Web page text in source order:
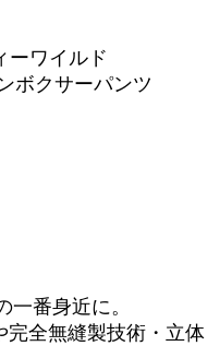
ーワイルド
ボクサーパンツ
一番身近に。
完全無縫製技術・立体